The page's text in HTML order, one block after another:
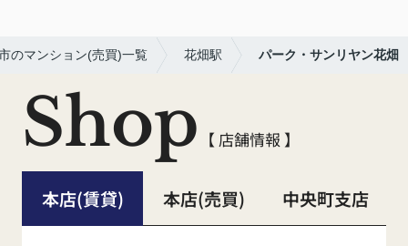
のマンション(売買)一覧 花畑駅 パーク・サンリヤン花畑
Shop 【 店舗情報 】
本店(賃貸) 本店(売買) 中央町支店